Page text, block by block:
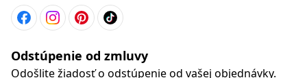
Odstúpenie od zmluvy
Odošlite žiadosť o odstúpenie od vašej objednávky.